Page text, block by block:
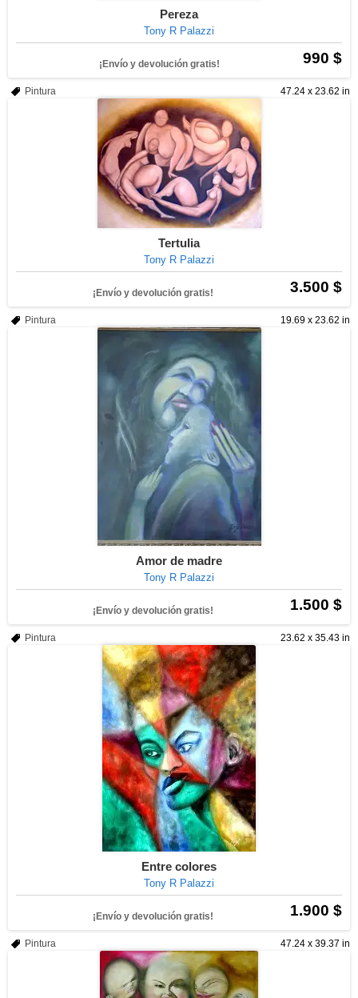
Pereza
Tony R Palazzi
990 $
¡Envío y devolución gratis!
47.24 x 23.62 in
Pintura
Tertulia
Tony R Palazzi
3.500 $
¡Envío y devolución gratis!
19.69 x 23.62 in
Pintura
Amor de madre
Tony R Palazzi
1.500 $
¡Envío y devolución gratis!
23.62 x 35.43 in
Pintura
Entre colores
Tony R Palazzi
1.900 $
¡Envío y devolución gratis!
47.24 x 39.37 in
Pintura